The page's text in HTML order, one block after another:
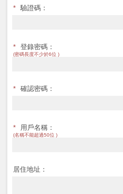
*
驗證碼：
* 登錄密碼：
(密碼長度不少於6位 )
* 確認密碼：
* 用戶名稱：
(名稱不能超過50位 )
居住地址：